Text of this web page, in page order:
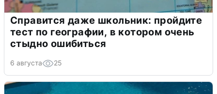
Справится даже школьник: пройдите
тест по географии, в котором очень
стыдно ошибиться
6 августа 25